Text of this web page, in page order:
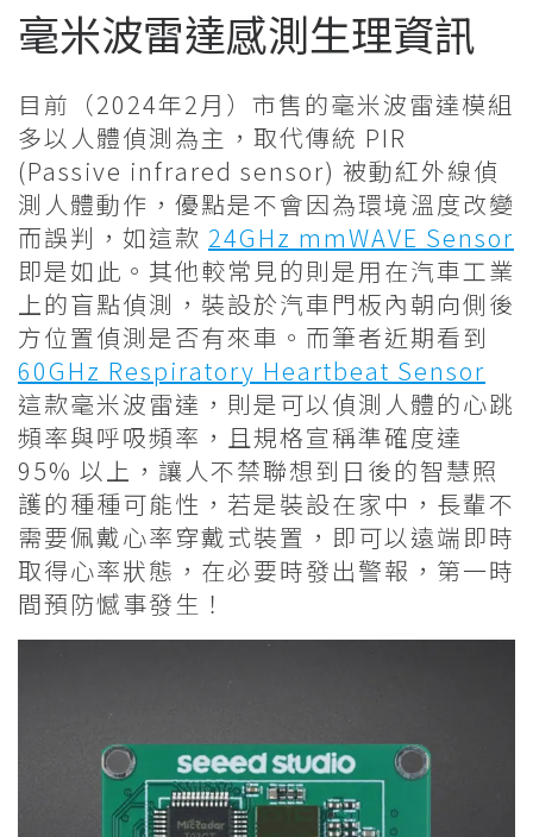
毫米波雷達感測生理資訊
目前（2024年2月）市售的毫米波雷達模組
多以人體偵測為主，取代傳統 PIR
(Passive infrared sensor) 被動紅外線偵
測人體動作，優點是不會因為環境溫度改變
而誤判，如這款 24GHz mmWAVE Sensor
即是如此。其他較常見的則是用在汽車工業
上的盲點偵測，裝設於汽車門板內朝向側後
方位置偵測是否有來車。而筆者近期看到
60GHz Respiratory Heartbeat Sensor
這款毫米波雷達，則是可以偵測人體的心跳
頻率與呼吸頻率，且規格宣稱準確度達
95% 以上，讓人不禁聯想到日後的智慧照
護的種種可能性，若是裝設在家中，長輩不
需要佩戴心率穿戴式裝置，即可以遠端即時
取得心率狀態，在必要時發出警報，第一時
間預防憾事發生！